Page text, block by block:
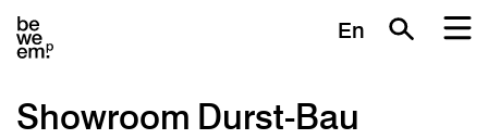
En
Showroom Durst-Bau